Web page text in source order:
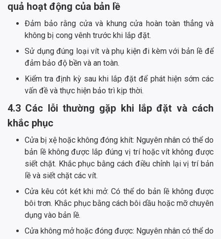
quả hoạt động của bản lề
Đảm bảo rằng cửa và khung cửa hoàn toàn thẳng và
không bị cong vênh trước khi lắp đặt.
Sử dụng đúng loại vít và phụ kiện đi kèm với bản lề để
đảm bảo độ bền và an toàn.
Kiểm tra định kỳ sau khi lắp đặt để phát hiện sớm các
vấn đề và thực hiện bảo trì kịp thời.
4.3 Các lỗi thường gặp khi lắp đặt và cách
khắc phục
Cửa bị xệ hoặc không đóng khít: Nguyên nhân có thể do
bản lề không được lắp đúng vị trí hoặc vít không được
siết chặt. Khắc phục bằng cách điều chỉnh lại vị trí bản
lề và siết chặt các vít.
Cửa kêu cót két khi mở: Có thể do bản lề không được
bôi trơn. Khắc phục bằng cách bôi dầu hoặc mỡ chuyên
dụng vào bản lề.
Cửa không mở hoặc đóng được: Nguyên nhân có thể do